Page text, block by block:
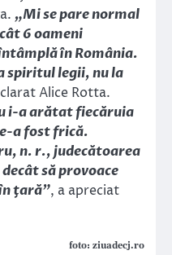
„Mi se pare normal
6 oameni
în România.
spiritul legii, nu la
Alice Rotta.
i-a arătat fiecăruia
a fost frică.
n. r., judecătoarea
să provoace
ţară”, a apreciat
foto: ziuadecj.ro